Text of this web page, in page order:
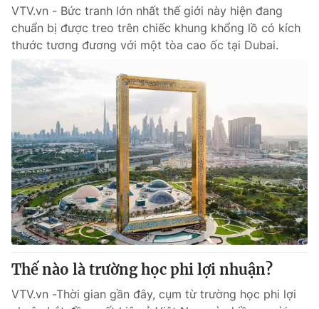
VTV.vn - Bức tranh lớn nhất thế giới này hiện đang
chuẩn bị được treo trên chiếc khung khổng lồ có kích
thước tương đương với một tòa cao ốc tại Dubai.
Thế nào là trường học phi lợi nhuận?
VTV.vn -Thời gian gần đây, cụm từ trường học phi lợi